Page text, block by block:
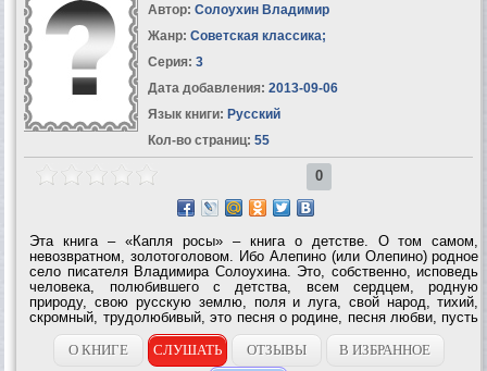
Автор: Солоухин Владимир
Жанр: Советская классика;
Серия: 3
Дата добавления: 2013-09-06
Язык книги: Русский
Кол-во страниц: 55
0
Эта книга – «Капля росы» – книга о детстве. О том самом,
невозвратном, золотоголовом. Ибо Алепино (или Олепино) родное
село писателя Владимира Солоухина. Это, собственно, исповедь
человека, полюбившего с детства, всем сердцем, родную
природу, свою русскую землю, поля и луга, свой народ, тихий,
скромный, трудолюбивый, это песня о родине, песня любви, пусть
сейчас никого не пугает этот, может быть, несколько
романтический оборот. Потому,...
О КНИГЕ СЛУШАТЬ ОТЗЫВЫ
В ИЗБРАННОЕ